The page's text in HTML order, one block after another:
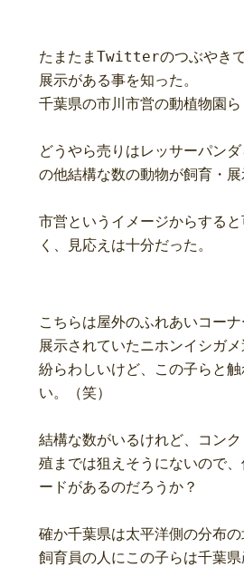
たまたまTwitterのつぶやき
展示がある事を知った。
千葉県の市川市営の動植物園ら
どうやら売りはレッサーパン
の他結構な数の動物が飼育・展
市営というイメージからする
く、見応えは十分だった。
こちらは屋外のふれあいコーナ
展示されていたニホンイシガメ
紛らわしいけど、この子らと
い。（笑）
結構な数がいるけれど、コン
殖までは狙えそうにないので
ードがあるのだろうか？
確か千葉県は太平洋側の分布の
飼育員の人にこの子らは千葉